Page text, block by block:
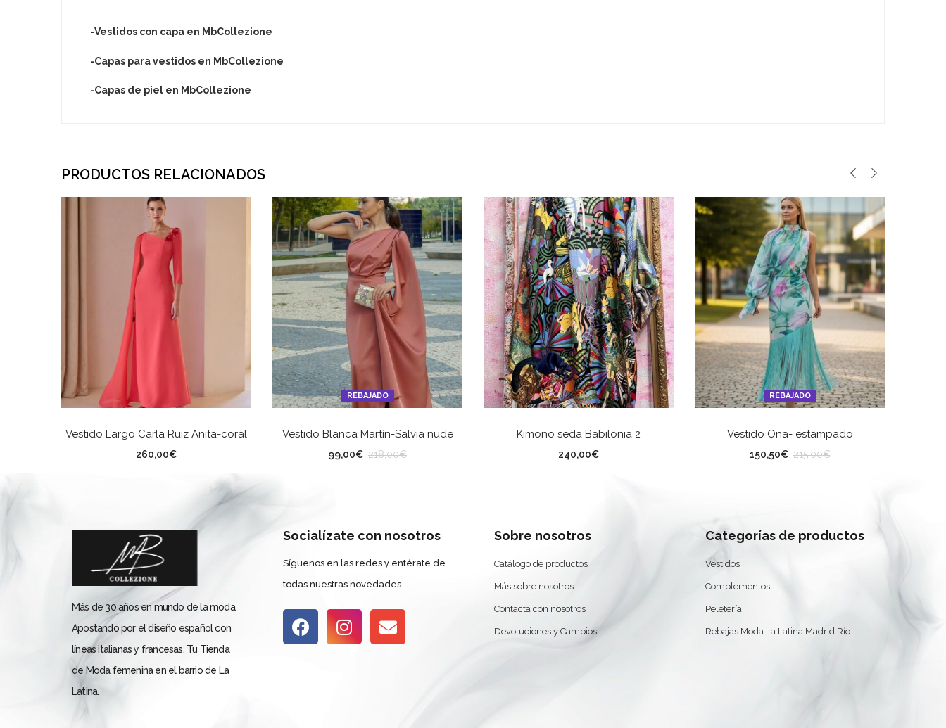
-Vestidos con capa en MbCollezione
-Capas para vestidos en MbCollezione
-Capas de piel en MbCollezione
PRODUCTOS RELACIONADOS
Vestido Largo Carla Ruiz Anita-coral
260,00€
REBAJADO
Vestido Blanca Martín-Salvia nude
99,00€ 218,00€
Kimono seda Babilonia 2
240,00€
REBAJADO
Vestido Ona- estampado
150,50€ 215,00€
TALLA
Más de 30 años en mundo de la moda.
Apostando por el diseño español con
líneas italianas y francesas. Tu Tienda
de Moda femenina en el barrio de La
Latina.
Socialízate con nosotros
Síguenos en las redes y entérate de
todas nuestras novedades
Sobre nosotros
Catálogo de productos
Más sobre nosotros
Contacta con nosotros
Devoluciones y Cambios
Categorías de productos
Vestidos
Complementos
Peletería
Rebajas Moda La Latina Madrid Río